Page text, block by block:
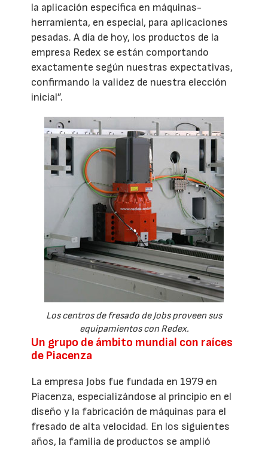
la aplicación específica en máquinas-
herramienta, en especial, para aplicaciones
pesadas. A día de hoy, los productos de la
empresa Redex se están comportando
exactamente según nuestras expectativas,
confirmando la validez de nuestra elección
inicial”.
Los centros de fresado de Jobs proveen sus
equipamientos con Redex.
Un grupo de ámbito mundial con raíces
de Piacenza
La empresa Jobs fue fundada en 1979 en
Piacenza, especializándose al principio en el
diseño y la fabricación de máquinas para el
fresado de alta velocidad. En los siguientes
años, la familia de productos se amplió